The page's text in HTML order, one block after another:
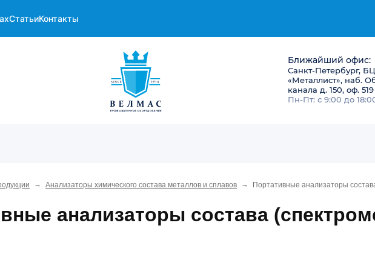
СтатьиКонтакты
Ближайший офис:
Санкт-Петербург, БЦ
«Металлист», наб.
канала д. 150, оф. 519
Пн-Пт: с 9:00 до
→ Анализаторы химического состава металлов и сплавов → Портативные анализаторы
анализаторы состава